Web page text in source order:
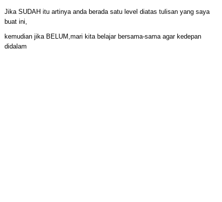
Jika SUDAH itu artinya anda berada satu level diatas tulisan yang saya
buat ini,
kemudian jika BELUM,mari kita belajar bersama-sama agar kedepan
didalam